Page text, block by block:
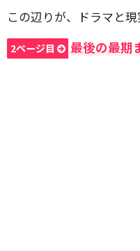
この辺りが、ドラマと
2ページ目 最後の最期